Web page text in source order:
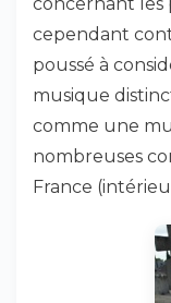
cependant
poussé à
musique
comme une
nombreuses
France